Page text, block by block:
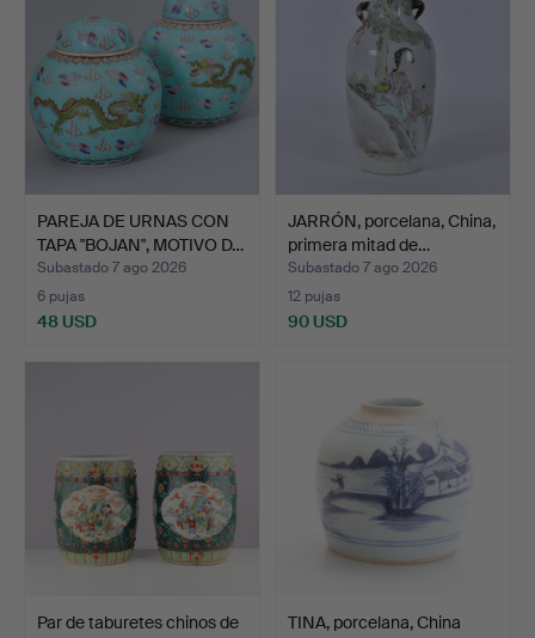
PAREJA DE URNAS CON
TAPA "BOJAN", MOTIVO D…
Subastado 7 ago 2026
6 pujas
48 USD
JARRÓN, porcelana, China,
primera mitad de…
Subastado 7 ago 2026
12 pujas
90 USD
Par de taburetes chinos de
TINA, porcelana, China